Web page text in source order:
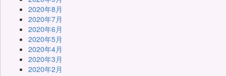
2020年8月
2020年7月
2020年6月
2020年5月
2020年4月
2020年3月
2020年2月